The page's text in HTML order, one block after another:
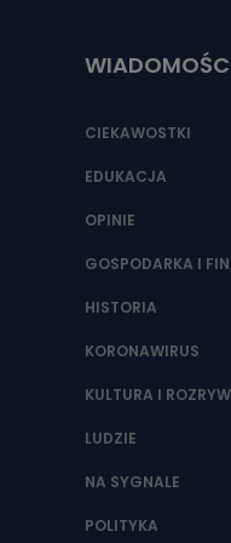
Jakie
Państwa (lub
źródeł
oraz partnerzy
Jak
Można to
CIEKAWOSTKI
EDUKACJA
OPINIE
GOSPODARKA I
HISTORIA
KORONAWIRUS
KULTURA I
LUDZIE
NA SYGNALE
POLITYKA